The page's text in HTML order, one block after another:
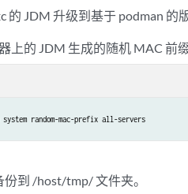
的 JDM 升级到基于 podman 的
上的 JDM 生成的随机 MAC 前
system random-mac-prefix all-servers
份到 /host/tmp/ 文件夹。